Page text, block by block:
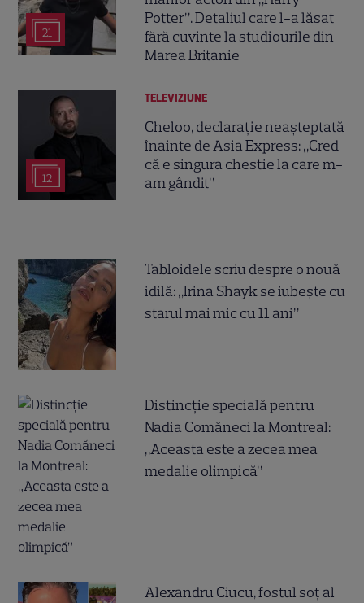
21
Potter”. Detaliul care l-a lăsat
fără cuvinte la studiourile din
Marea Britanie
12
TELEVIZIUNE
Cheloo, declarație neașteptată
înainte de Asia Express: „Cred
că e singura chestie la care m-
am gândit”
Tabloidele scriu despre o nouă
idilă: „Irina Shayk se iubește cu
starul mai mic cu 11 ani”
Distincție specială pentru
Nadia Comăneci la Montreal:
„Aceasta este a zecea mea
medalie olimpică”
Alexandru Ciucu, fostul soț al